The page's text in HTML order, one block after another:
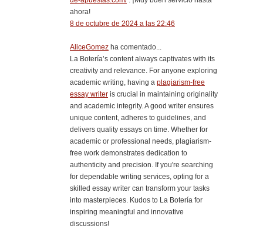
ahora!
8 de octubre de 2024 a las 22:46
AliceGomez ha comentado...
La Botería’s content always captivates with its
creativity and relevance. For anyone exploring
academic writing, having a plagiarism-free
essay writer is crucial in maintaining originality
and academic integrity. A good writer ensures
unique content, adheres to guidelines, and
delivers quality essays on time. Whether for
academic or professional needs, plagiarism-
free work demonstrates dedication to
authenticity and precision. If you're searching
for dependable writing services, opting for a
skilled essay writer can transform your tasks
into masterpieces. Kudos to La Botería for
inspiring meaningful and innovative
discussions!